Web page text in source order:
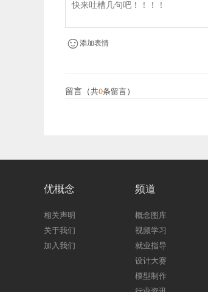
添加表情
留言（共0条留言）
优概念
相关声明
关于我们
加入我们
频道
概念图库
视频学习
就业指导
设计大赛
模型制作